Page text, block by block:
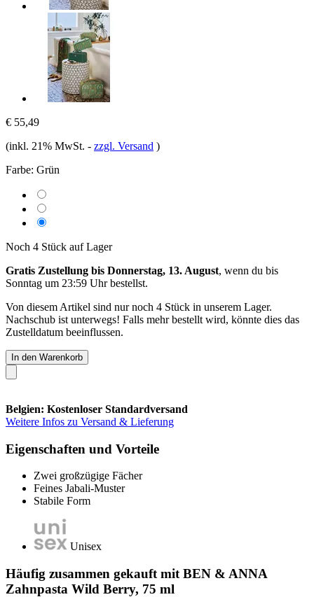
€ 55,49
(inkl. 21% MwSt. - zzgl. Versand )
Farbe: Grün
Noch 4 Stück auf Lager
Gratis Zustellung bis Donnerstag, 13. August, wenn du bis
Sonntag um 23:59 Uhrbestellst.
Von diesem Artikel sind nur noch 4 Stück in unserem Lager.
Nachschub ist unterwegs! Falls mehr bestellt wird, könnte dies das
Zustelldatum beeinflussen.
In den Warenkorb
Belgien: Kostenloser Standardversand
Weitere Infos zu Versand & Lieferung
Eigenschaften und Vorteile
Zwei großzügige Fächer
Feines Jabali-Muster
Stabile Form
Unisex
Häufig zusammen gekauft mit BEN & ANNA
Zahnpasta Wild Berry, 75 ml